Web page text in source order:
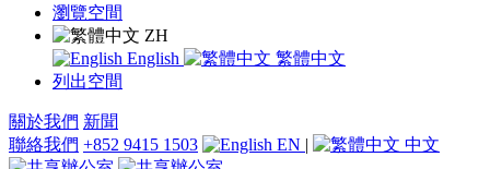
瀏覽空間
ZH
English
繁體中文
列出空間
關於我們 新聞
聯絡我們 +852 9415 1503 EN | 中文